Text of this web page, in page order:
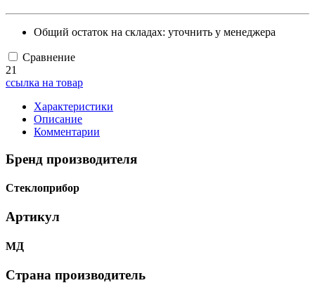
Общий остаток на складах: уточнить у менеджера
Сравнение
21
ссылка на товар
Характеристики
Описание
Комментарии
Бренд производителя
Стеклоприбор
Артикул
МД
Страна производитель